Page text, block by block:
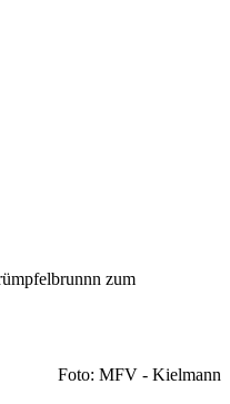
zum
Foto: MFV - Kielmann